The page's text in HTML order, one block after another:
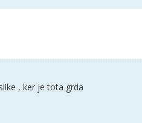
, ker je tota grda